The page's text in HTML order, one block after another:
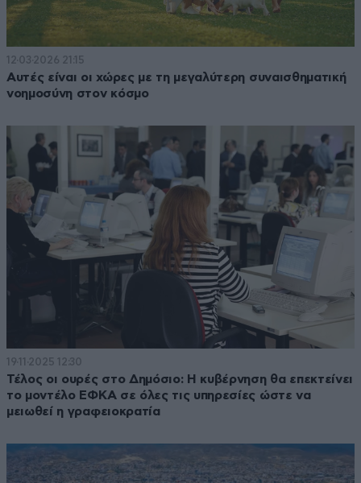
12·03·2026 21:15
Αυτές είναι οι χώρες με τη μεγαλύτερη συναισθηματική
νοημοσύνη στον κόσμο
19·11·2025 12:30
Τέλος οι ουρές στο Δημόσιο: Η κυβέρνηση θα επεκτείνει
το μοντέλο ΕΦΚΑ σε όλες τις υπηρεσίες ώστε να
μειωθεί η γραφειοκρατία